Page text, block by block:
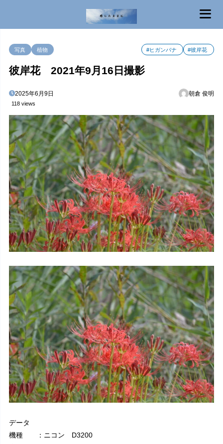
写真 植物 #ヒガンバナ #彼岸花
彼岸花 2021年9月16日撮影
2025年6月9日 朝倉 俊明
118 views
データ
機種 ：ニコン D3200